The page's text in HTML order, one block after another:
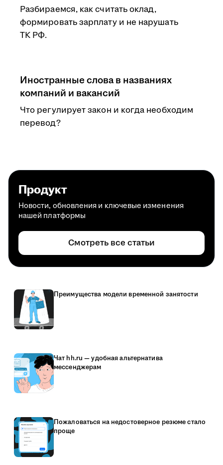
Разбираемся, как считать оклад,
формировать зарплату и не нарушать
ТК РФ.
Иностранные слова в названиях
компаний и вакансий
Что регулирует закон и когда необходим
перевод?
Продукт
Новости, обновления и ключевые изменения
нашей платформы
Смотреть все статьи
Преимущества модели временной занятости
Чат hh.ru — удобная альтернатива
мессенджерам
Пожаловаться на недостоверное резюме стало
проще